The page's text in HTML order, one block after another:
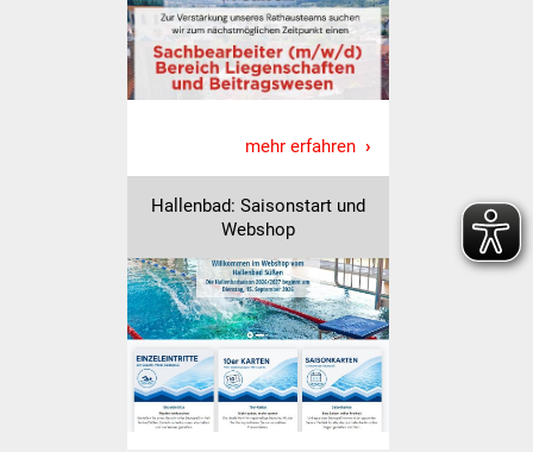
Bürgerhaus
Kulturhalle
Beirat Süßener Vereine
Sportanlagen
Tourismus
Erlebnisregion
Schwäbischer Albtrauf
mehr erfahren
Hallenbad: Saisonstart und
Webshop